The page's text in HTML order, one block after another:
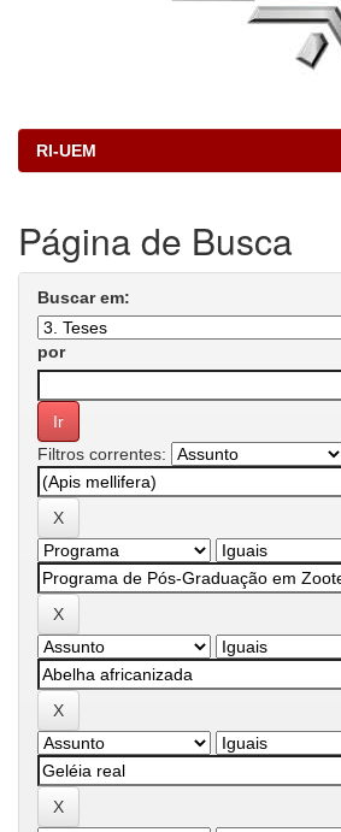
RI-UEM
Página de Busca
Buscar em:
por
Filtros correntes: